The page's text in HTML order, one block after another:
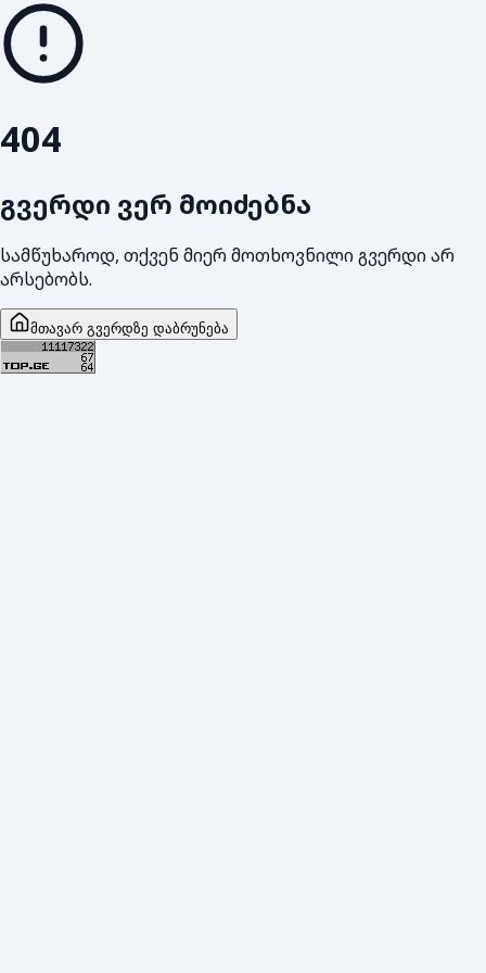
404
გვერდი ვერ მოიძებნა
სამწუხაროდ, თქვენ მიერ მოთხოვნილი გვერდი არ
არსებობს.
მთავარ გვერდზე დაბრუნება